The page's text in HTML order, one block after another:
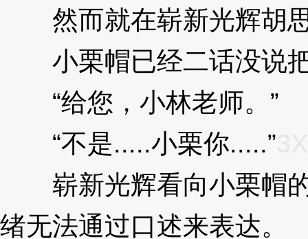
然而就在崭新光辉胡
小栗帽已经二话没说
“给您，小林老师。”
“不是.....小栗你.....”
崭新光辉看向小栗帽的
绪无法通过口述来表达。